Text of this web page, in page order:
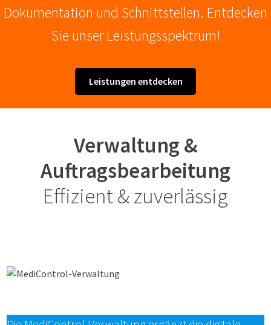
Dokumentation und Schnittstellen. Entdecken
Sie unser Leistungsspektrum!
Leistungen entdecken
Verwaltung &
Auftragsbearbeitung
Effizient & zuverlässig